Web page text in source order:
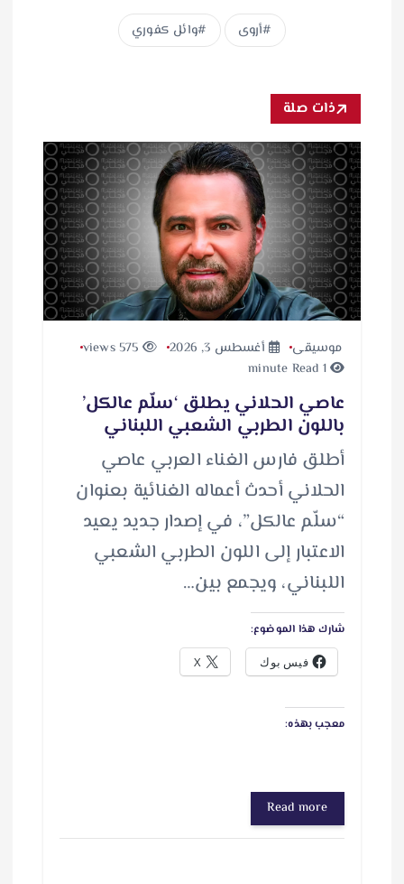
أروى وائل كفوري
ذات صلة
موسيقى أغسطس 3, 2026
1 minute Read
عاصي الحلاني يطلق ‘سلّم عالكل’
باللون الطربي الشعبي اللبناني
أطلق فارس الغناء العربي عاصي
الحلاني أحدث أعماله الغنائية بعنوان
“سلّم عالكل”، في إصدار جديد يعيد
الاعتبار إلى اللون الطربي الشعبي
اللبناني، ويجمع بين…
شارك هذا الموضوع:
فيس بوك X
معجب بهذه:
Read more